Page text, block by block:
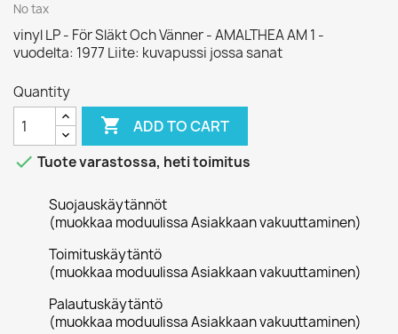
No tax
vinyl LP - För Släkt Och Vänner - AMALTHEA AM 1 -
vuodelta: 1977 Liite: kuvapussi jossa sanat
Quantity
 ADD TO CART
 Tuote varastossa, heti toimitus
Suojauskäytännöt
(muokkaa moduulissa Asiakkaan vakuuttaminen)
Toimituskäytäntö
(muokkaa moduulissa Asiakkaan vakuuttaminen)
Palautuskäytäntö
(muokkaa moduulissa Asiakkaan vakuuttaminen)